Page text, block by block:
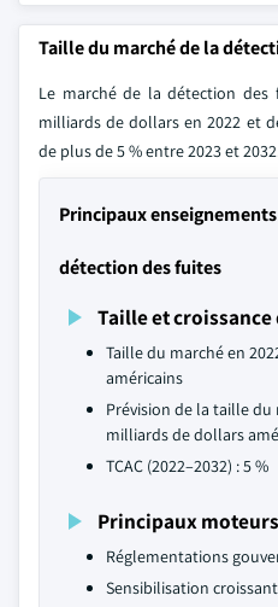
Taille du marché de la
Le marché de la détection
milliards de dollars en 2022 et
de plus de 5 % entre 2023 et
Principaux
détection des fuites
Taille et
Taille du marché en
américains
Prévision de la taille du
milliards de dollars
TCAC (2022–2032) : 5 %
Principaux
Réglementations
Sensibilisation